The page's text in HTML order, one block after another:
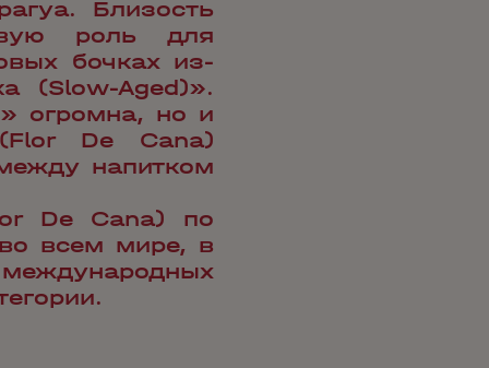
Близость
роль для
бочках из-
(Slow-Aged)».
огромна, но и
De Cana)
напитком
De Cana) по
всем мире, в